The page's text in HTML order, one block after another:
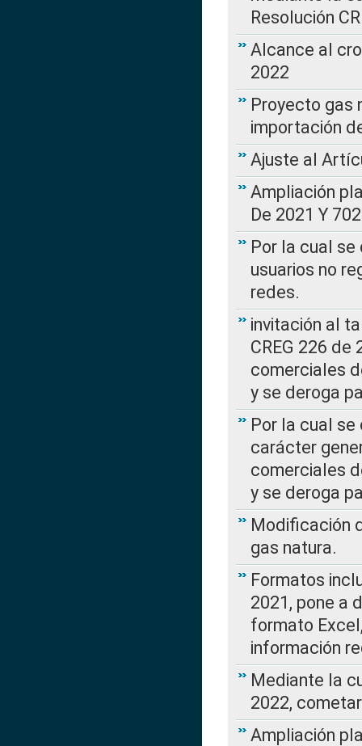
Resolución
Alcance al
2022
Proyecto gas
importación
Ajuste al
Ampliación
De 2021 Y
Por la cual
usuarios no
redes.
invitación al
CREG 226
comerciales
y se deroga
Por la cual
carácter
comerciales
y se deroga
Modificación
gas natura.
Formatos
2021, pone a
formato
información
Mediante la
2022,
Ampliación